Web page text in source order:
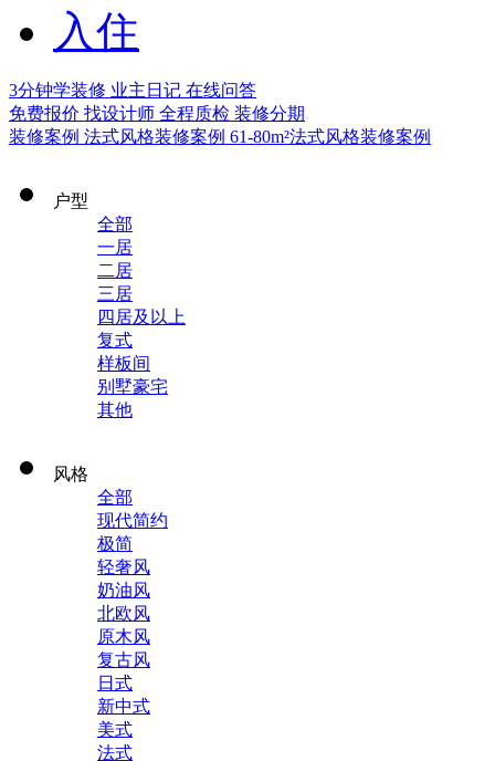
入住
3分钟学装修 业主日记 在线问答
免费报价 找设计师 全程质检 装修分期
装修案例 法式风格装修案例 61-80m²法式风格装修案例
户型
全部
一居
二居
三居
四居及以上
复式
样板间
别墅豪宅
其他
风格
全部
现代简约
极简
轻奢风
奶油风
北欧风
原木风
复古风
日式
新中式
美式
法式